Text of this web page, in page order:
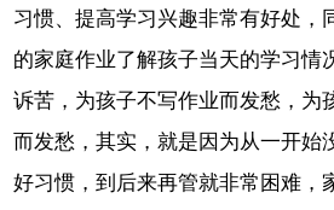
习惯、提高学习兴趣非常有好处，
的家庭作业了解孩子当天的学习情
诉苦，为孩子不写作业而发愁，为
而发愁，其实，就是因为从一开始
好习惯，到后来再管就非常困难，